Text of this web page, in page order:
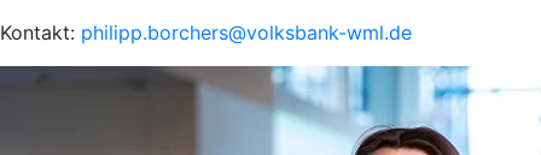
Kontakt: philipp.borchers@volksbank-wml.de